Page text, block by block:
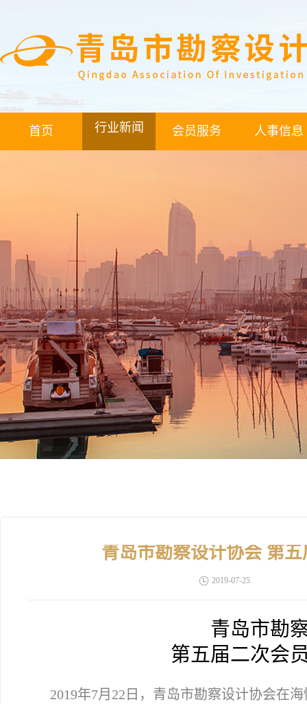
首页 行业新闻 会员服务 人事信息
青岛市勘察设计协会 第
2019-07-25
青岛市勘
第五届二次会
2019年7月22日，青岛市勘察设计协会在